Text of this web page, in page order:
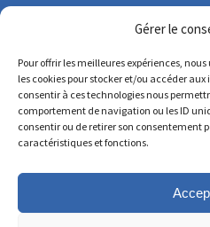
Gérer le
Pour offrir les meilleures expériences,
les cookies pour stocker et/ou accéder
consentir à ces technologies nous
comportement de navigation ou les ID
consentir ou de retirer son consentement
caractéristiques et fonctions.
NOS COORDONNÉES